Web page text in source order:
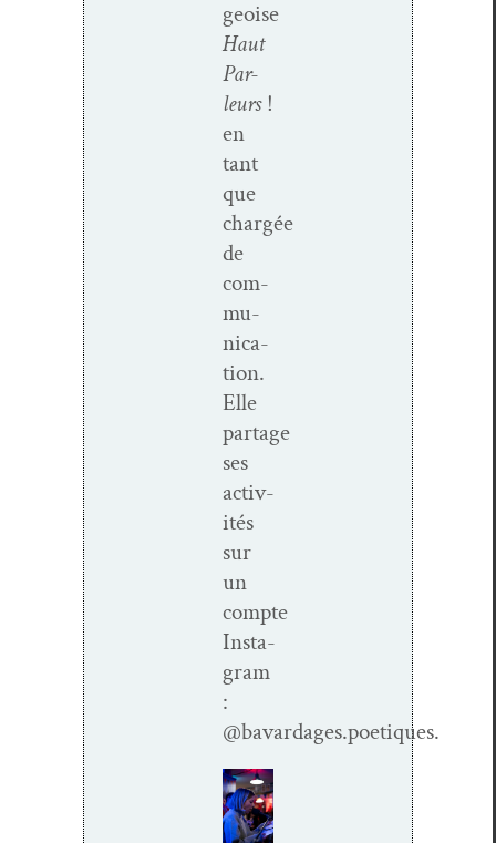
geoise
Haut
Par­
leurs!
en
tant
que
chargée
de
com­
mu­
ni­ca­
tion.
Elle
partage
ses
activ­
ités
sur
un
compte
Insta­
gram
:
@bavardages.poetiques.